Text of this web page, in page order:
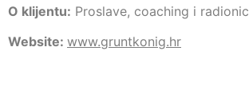
O klijentu: Proslave, coaching i
Website: www.gruntkonig.hr